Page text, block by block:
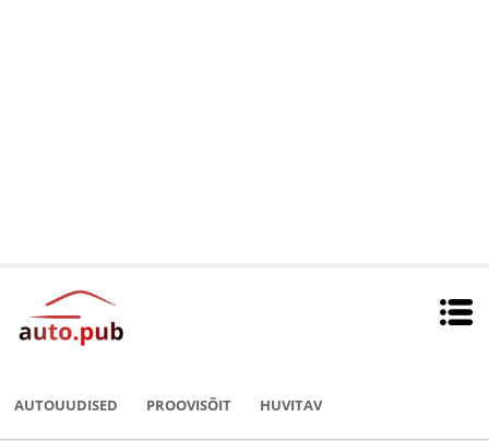
AUTOUUDISED PROOVISÕIT HUVITAV